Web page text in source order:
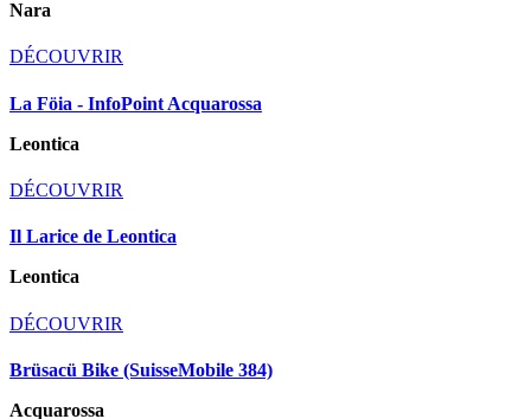
Nara
DÉCOUVRIR
La Föia - InfoPoint Acquarossa
Leontica
DÉCOUVRIR
Il Larice de Leontica
Leontica
DÉCOUVRIR
Brüsacü Bike (SuisseMobile 384)
Acquarossa